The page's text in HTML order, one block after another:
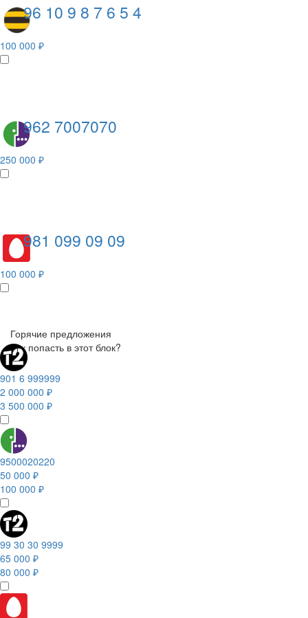
96 10 9 8 7 6 5 4
100 000 ₽
962 7007070
250 000 ₽
981 099 09 09
100 000 ₽
Горячие предложения
Как попасть в этот блок?
901 6 999999
2 000 000 ₽
3 500 000 ₽
9500020220
50 000 ₽
100 000 ₽
99 30 30 9999
65 000 ₽
80 000 ₽